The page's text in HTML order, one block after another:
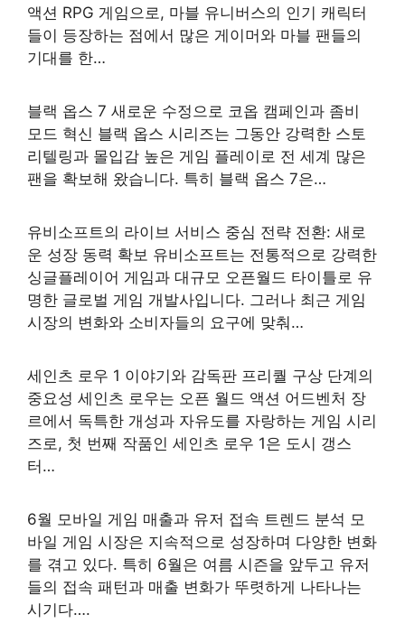
액션 RPG 게임으로, 마블 유니버스의 인기 캐릭터
들이 등장하는 점에서 많은 게이머와 마블 팬들의
기대를 한…
블랙 옵스 7 새로운 수정으로 코옵 캠페인과 좀비
모드 혁신 블랙 옵스 시리즈는 그동안 강력한 스토
리텔링과 몰입감 높은 게임 플레이로 전 세계 많은
팬을 확보해 왔습니다. 특히 블랙 옵스 7은…
유비소프트의 라이브 서비스 중심 전략 전환: 새로
운 성장 동력 확보 유비소프트는 전통적으로 강력한
싱글플레이어 게임과 대규모 오픈월드 타이틀로 유
명한 글로벌 게임 개발사입니다. 그러나 최근 게임
시장의 변화와 소비자들의 요구에 맞춰…
세인츠 로우 1 이야기와 감독판 프리퀄 구상 단계의
중요성 세인츠 로우는 오픈 월드 액션 어드벤처 장
르에서 독특한 개성과 자유도를 자랑하는 게임 시리
즈로, 첫 번째 작품인 세인츠 로우 1은 도시 갱스
터…
6월 모바일 게임 매출과 유저 접속 트렌드 분석 모
바일 게임 시장은 지속적으로 성장하며 다양한 변화
를 겪고 있다. 특히 6월은 여름 시즌을 앞두고 유저
들의 접속 패턴과 매출 변화가 뚜렷하게 나타나는
시기다….